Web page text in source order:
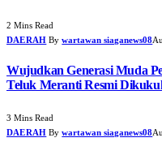
2 Mins Read
DAERAH By wartawan siaganews08
Wujudkan Generasi Muda
Teluk Meranti Resmi
3 Mins Read
DAERAH By wartawan siaganews08